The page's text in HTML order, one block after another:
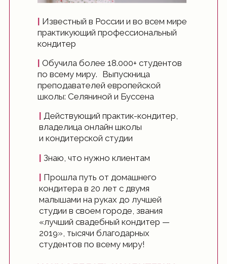
Известный в России и во всем мире
практикующий профессиональный
кондитер
Обучила более 18.000+ студентов
по всему миру. Выпускница
преподавателей европейской
школы: Селяниной и Буссена
Действующий практик-кондитер,
владелица онлайн школы
и кондитерской студии
Прошла путь от домашнего
кондитера в 20 лет с двумя
малышами на руках до лучшей
студии в своем городе, звания
«лучший свадебный кондитер —
2019», тысячи благодарных
студентов по всему миру!
Знаю, что нужно клиентам